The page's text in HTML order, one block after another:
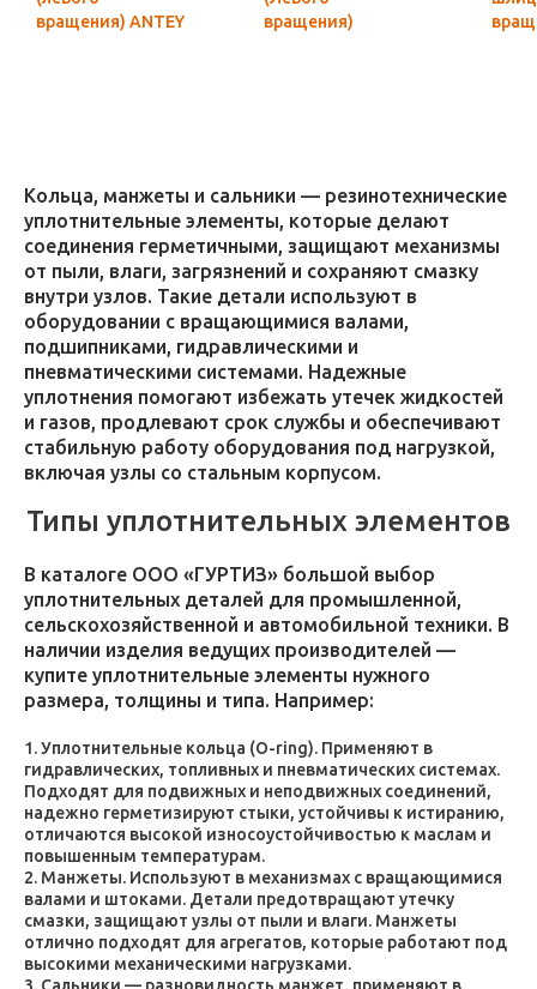
вращения) ANTEY
вращения)
Кольца, манжеты и сальники — резинотехнические
уплотнительные элементы, которые делают
соединения герметичными, защищают механизмы
от пыли, влаги, загрязнений и сохраняют смазку
внутри узлов. Такие детали используют в
оборудовании с вращающимися валами,
подшипниками, гидравлическими и
пневматическими системами. Надежные
уплотнения помогают избежать утечек жидкостей
и газов, продлевают срок службы и обеспечивают
стабильную работу оборудования под нагрузкой,
включая узлы со стальным корпусом.
Типы уплотнительных элементов
В каталоге ООО «ГУРТИЗ» большой выбор
уплотнительных деталей для промышленной,
сельскохозяйственной и автомобильной техники. В
наличии изделия ведущих производителей —
купите уплотнительные элементы нужного
размера, толщины и типа. Например:
Уплотнительные кольца (O-ring). Применяют в
гидравлических, топливных и пневматических системах.
Подходят для подвижных и неподвижных соединений,
надежно герметизируют стыки, устойчивы к истиранию,
отличаются высокой износоустойчивостью к маслам и
повышенным температурам.
Манжеты. Используют в механизмах с вращающимися
валами и штоками. Детали предотвращают утечку
смазки, защищают узлы от пыли и влаги. Манжеты
отлично подходят для агрегатов, которые работают под
высокими механическими нагрузками.